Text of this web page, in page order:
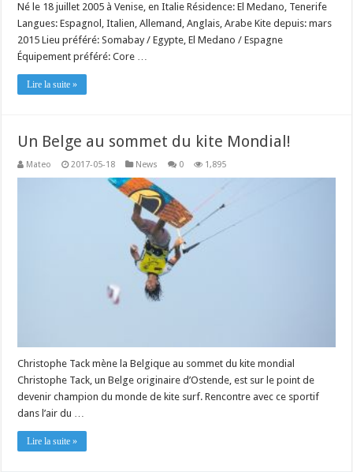
Né le 18 juillet 2005 à Venise, en Italie Résidence: El Medano, Tenerife
Langues: Espagnol, Italien, Allemand, Anglais, Arabe Kite depuis: mars
2015 Lieu préféré: Somabay / Egypte, El Medano / Espagne
Équipement préféré: Core …
Lire la suite »
Un Belge au sommet du kite Mondial!
Mateo 2017-05-18 News 0 1,895
Christophe Tack mène la Belgique au sommet du kite mondial
Christophe Tack, un Belge originaire d’Ostende, est sur le point de
devenir champion du monde de kite surf. Rencontre avec ce sportif
dans l’air du …
Lire la suite »